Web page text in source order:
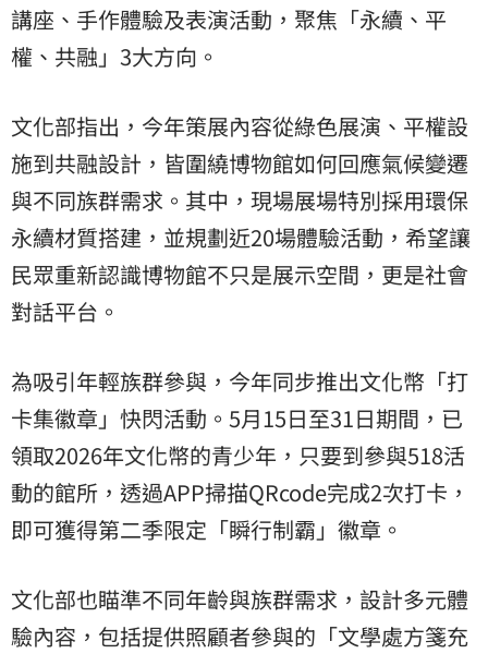
講座、手作體驗及表演活動，聚焦「永續、平
權、共融」3大方向。
文化部指出，今年策展內容從綠色展演、平權設
施到共融設計，皆圍繞博物館如何回應氣候變遷
與不同族群需求。其中，現場展場特別採用環保
永續材質搭建，並規劃近20場體驗活動，希望讓
民眾重新認識博物館不只是展示空間，更是社會
對話平台。
為吸引年輕族群參與，今年同步推出文化幣「打
卡集徽章」快閃活動。5月15日至31日期間，已
領取2026年文化幣的青少年，只要到參與518活
動的館所，透過APP掃描QRcode完成2次打卡，
即可獲得第二季限定「瞬行制霸」徽章。
文化部也瞄準不同年齡與族群需求，設計多元體
驗內容，包括提供照顧者參與的「文學處方箋充